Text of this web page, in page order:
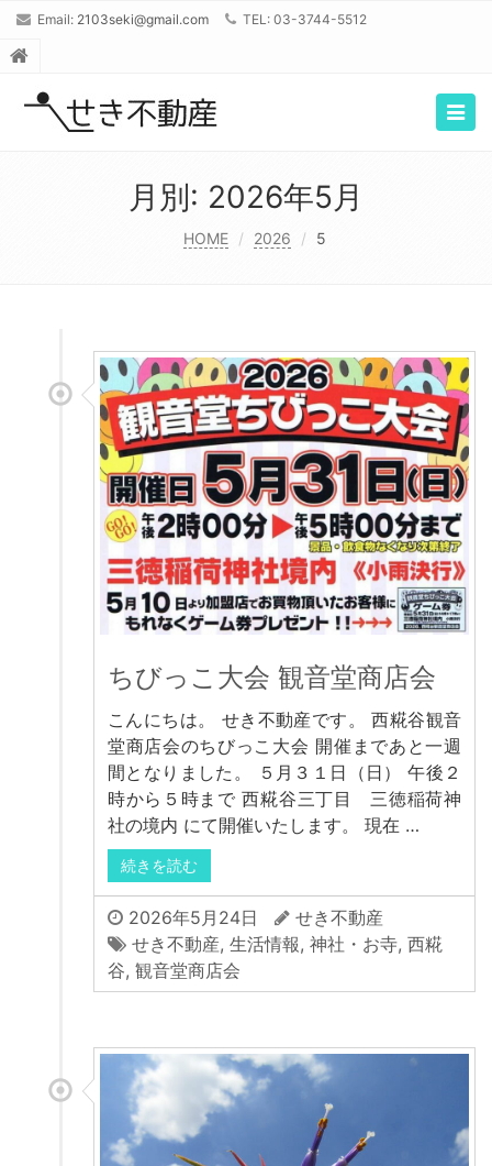
Email: 2103seki@gmail.com TEL: 03-3744-5512
月別: 2026年5月
HOME 2026 5
ちびっこ大会 観音堂商店会
こんにちは。 せき不動産です。 西糀谷観音
堂商店会のちびっこ大会 開催まであと一週
間となりました。 ５月３１日（日） 午後２
時から５時まで 西糀谷三丁目 三徳稲荷神
社の境内 にて開催いたします。 現在 …
続きを読む
2026年5月24日
せき不動産
せき不動産, 生活情報, 神社・お寺, 西糀
谷, 観音堂商店会